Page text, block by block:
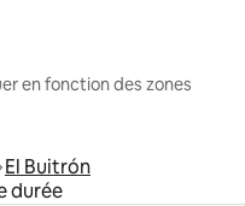
en fonction des zones
El Buitrón
durée